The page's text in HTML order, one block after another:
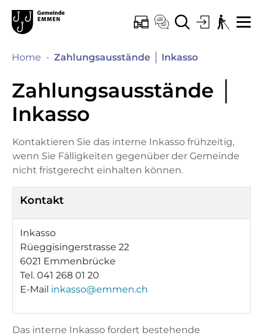
zur Startseite
Direkt zur Hauptnavigation
Direkt zum Inhalt
Direkt zur Suche
Direkt zum Stichwortverzeichnis
KopfzeileEmmen
Hauptnavigation
ONLINE-SCHALTER
KONTAKT
SUCHELOGIN
Hauptinhalt
Home Zahlungsausstände │ Inkasso(ausgewählt)
Zahlungsausstände │
Inkasso
Kontaktieren Sie das interne Inkasso frühzeitig,
wenn Sie Fälligkeiten gegenüber der Gemeinde
nicht fristgerecht einhalten können.
Kontakt
Inkasso
Rüeggisingerstrasse 22
6021 Emmenbrücke
Tel. 041 268 01 20
E-Mail inkasso@emmen.ch
Das interne Inkasso fordert bestehende